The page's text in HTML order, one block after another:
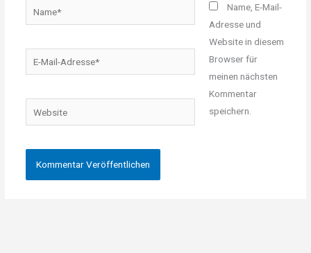
Mail-
Website
Name, E-Mail-
Adresse und
Website in diesem
Browser für
meinen nächsten
Kommentar
speichern.